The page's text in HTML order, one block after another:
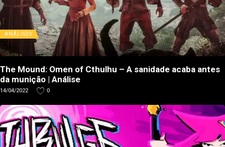
ANÁLISES
The Mound: Omen of Cthulhu – A sanidade acaba antes
da munição | Análise
14/04/2022 0